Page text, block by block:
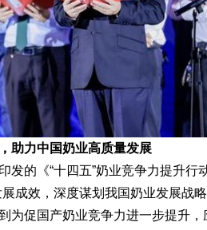
助力中国奶业高质量发展
的《“十四五”奶业竞争力提升行
成效，深度谋划我国奶业发展战
为促国产奶业竞争力进一步提升